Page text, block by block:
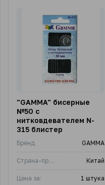
"GAMMA" бисерные
№50 с
нитковдевателем N-
315 блистер
Бренд GAMMA
Страна-производитель Китай
Цена за: 1 штука